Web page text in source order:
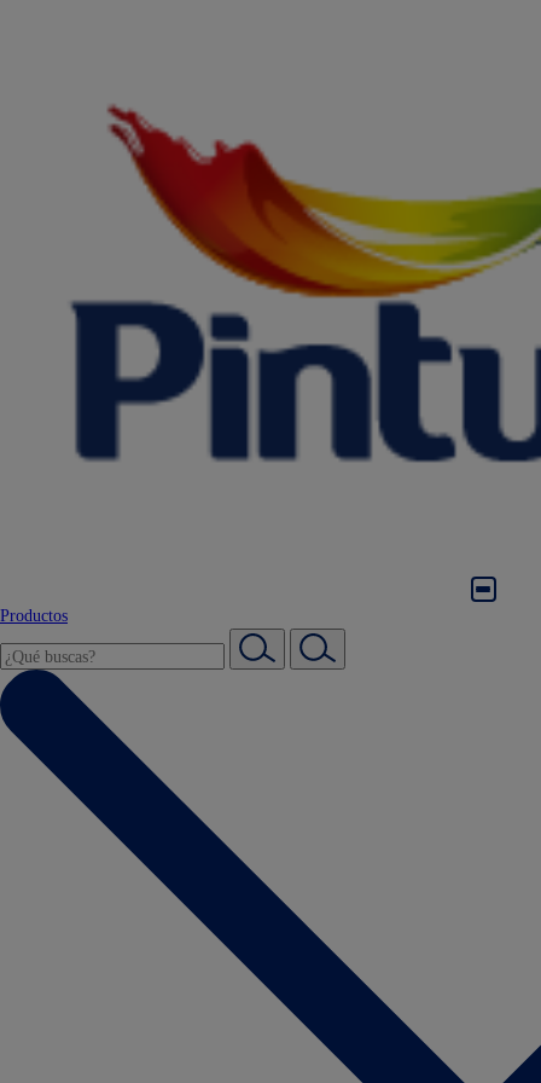
Productos